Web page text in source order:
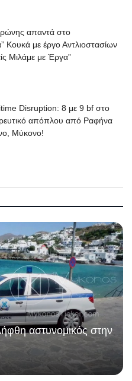
απαντά στο
Κουκά με έργο Αντλιοστασίων
Μιλάμε με Έργα”
Disruption: 8 με 9 bf στο
απόπλου από Ραφήνα
Μύκονο!
αστυνομικός στην